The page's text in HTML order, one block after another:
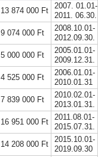
13 874 000 Ft
2007. 01.01-
2011. 06.30.
9 074 000 Ft
2008.10.01-
2012.09.30.
5 000 000 Ft
2005.01.01-
2009.12.31.
4 525 000 Ft
2006.01.01-
2010.01.31
7 839 000 Ft
2010.02.01-
2013.01.31.
16 951 000 Ft
2011.08.01-
2015.07.31.
14 208 000 Ft
2015.10.01-
2019.09.30